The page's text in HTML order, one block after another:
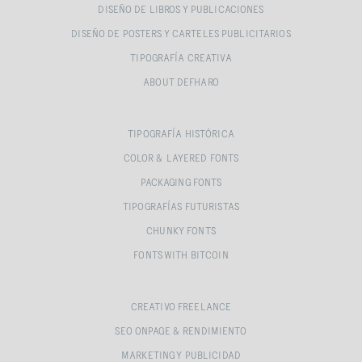
DISEÑO DE LIBROS Y PUBLICACIONES
DISEÑO DE POSTERS Y CARTELES PUBLICITARIOS
TIPOGRAFÍA CREATIVA
ABOUT DEFHARO
TIPOGRAFÍA HISTÓRICA
COLOR & LAYERED FONTS
PACKAGING FONTS
TIPOGRAFÍAS FUTURISTAS
CHUNKY FONTS
FONTS WITH BITCOIN
CREATIVO FREELANCE
SEO ONPAGE & RENDIMIENTO
MARKETING Y PUBLICIDAD